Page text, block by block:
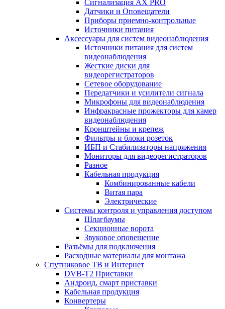
Сигнализация AX PRO
Датчики и Оповещатели
Приборы приемно-контрольные
Источники питания
Аксессуары для систем видеонаблюдения
Источники питания для систем
видеонаблюдения
Жесткие диски для
видеорегистраторов
Сетевое оборудование
Передатчики и усилители сигнала
Микрофоны для видеонаблюдения
Инфракрасные прожекторы для камер
видеонаблюдения
Кронштейны и крепеж
Фильтры и блоки розеток
ИБП и Стабилизаторы напряжения
Мониторы для видеорегистраторов
Разное
Кабельная продукция
Комбинированные кабели
Витая пара
Электрические
Системы контроля и управления доступом
Шлагбаумы
Секционные ворота
Звуковое оповещение
Разъёмы для подключения
Расходные материалы для монтажа
Спутниковое ТВ и Интернет
DVB-Т2 Приставки
Андроид, смарт приставки
Кабельная продукция
Конвертеры